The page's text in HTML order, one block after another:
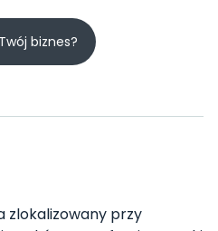
biznes?
zlokalizowany przy